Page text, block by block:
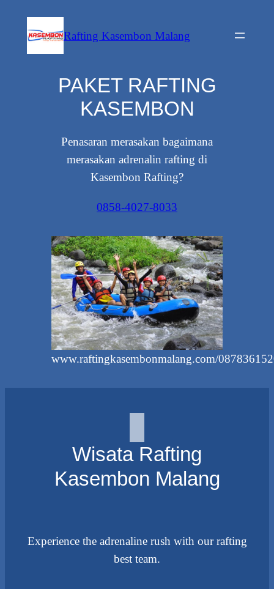
Rafting Kasembon Malang
PAKET RAFTING
KASEMBON
Penasaran merasakan bagaimana
merasakan adrenalin rafting di
Kasembon Rafting?
0858-4027-8033
www.raftingkasembonmalang.com/
Wisata Rafting
Kasembon Malang
Experience the adrenaline rush with our rafting
best team.